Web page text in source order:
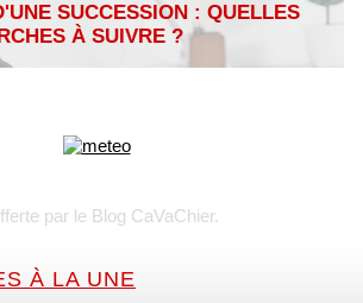
SUCCESSION : QUELLES
À SUIVRE ?
par le Blog CaVaChier.
À LA UNE